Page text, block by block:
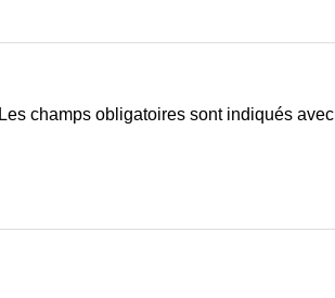
Les champs obligatoires sont indiqués avec